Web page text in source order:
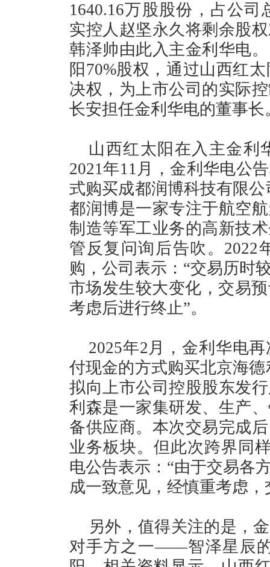
1640.16万股股份，占公
实控人赵坚永久将剩余股
韩泽帅由此入主金利华电
阳70%股权，通过山西红
决权，为上市公司的实际
长安担任金利华电的董事长
山西红太阳在入主金利
2021年11月，金利华电公
式购买成都润博科技有限
都润博是一家专注于航空
制造等军工业务的高新技
管反复问询后告吹。2022
购，公司表示：“交易历时
市场发生较大变化，交易
考虑后进行终止”。
2025年2月，金利华电
付现金的方式购买北京海
拟向上市公司控股股东发
利森是一家集研发、生产
备供应商。本次交易完成
业务板块。但此次跨界同
电公告表示：“由于交易各
成一致意见，经慎重考虑
另外，值得关注的是，
对手方之一——智泽星辰